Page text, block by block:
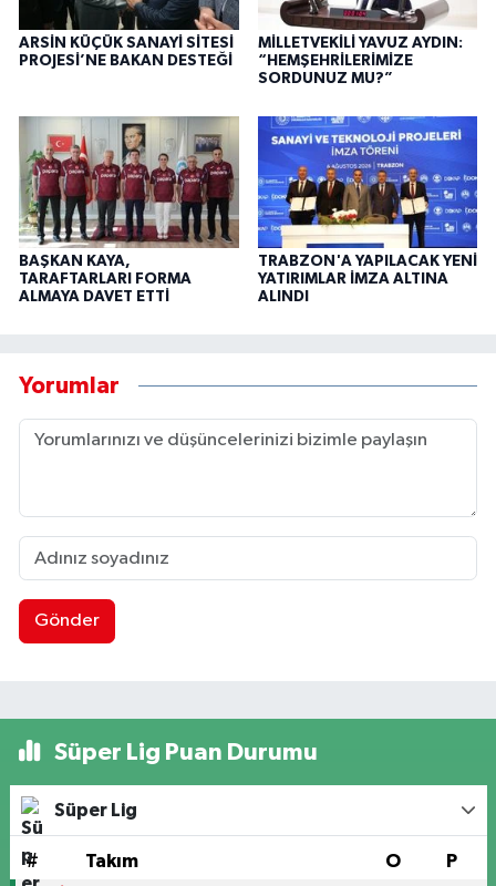
ARSİN KÜÇÜK SANAYİ SİTESİ
PROJESİ’NE BAKAN DESTEĞİ
MİLLETVEKİLİ YAVUZ AYDIN:
“HEMŞEHRİLERİMİZE
SORDUNUZ MU?”
BAŞKAN KAYA,
TARAFTARLARI FORMA
ALMAYA DAVET ETTİ
TRABZON'A YAPILACAK YENİ
YATIRIMLAR İMZA ALTINA
ALINDI
Yorumlar
Gönder
Süper Lig Puan Durumu
Süper Lig
# Takım O P